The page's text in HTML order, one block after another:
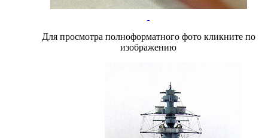
Для просмотра полноформатного фото кликните по
изображению